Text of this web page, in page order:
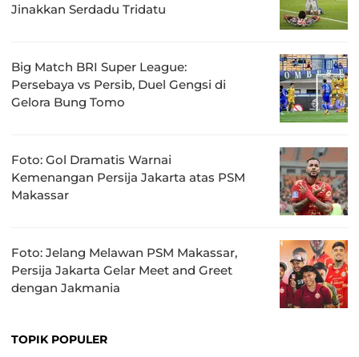
Jinakkan Serdadu Tridatu
Big Match BRI Super League:
Persebaya vs Persib, Duel Gengsi di
Gelora Bung Tomo
Foto: Gol Dramatis Warnai
Kemenangan Persija Jakarta atas PSM
Makassar
Foto: Jelang Melawan PSM Makassar,
Persija Jakarta Gelar Meet and Greet
dengan Jakmania
TOPIK POPULER